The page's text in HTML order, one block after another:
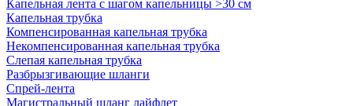
Капельная лента с шагом капельницы >30 см
Капельная трубка
Компенсированная капельная трубка
Некомпенсированная капельная трубка
Слепая капельная трубка
Разбрызгивающие шланги
Спрей-лента
Магистральный шланг лайфлет